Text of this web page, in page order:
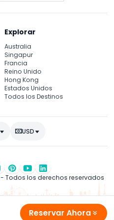
Reservar Ahora
Explorar
Australia
Singapur
Francia
Reino Unido
Hong Kong
Estados Unidos
Todos los Destinos
USD
- Todos los derechos reservados